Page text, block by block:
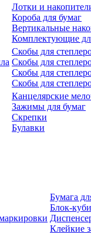
Лотки и
Короба для бумаг
Вертикальные
Комплектующие
Скобы для
Скобы для
Скобы для
Скобы для
Канцелярские
Зажимы для бумаг
Скрепки
Булавки
Бумага
Блок-
Клейкие